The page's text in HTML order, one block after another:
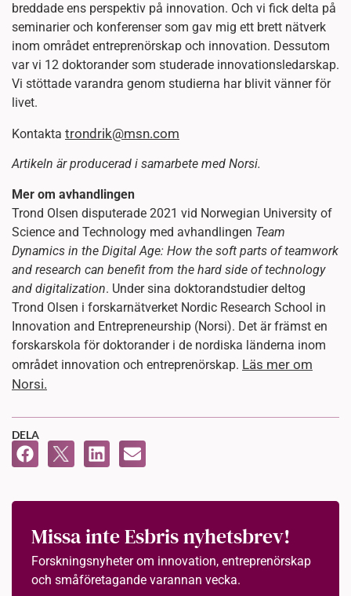
breddade ens perspektiv på innovation. Och vi fick delta på
seminarier och konferenser som gav mig ett brett nätverk
inom området entreprenörskap och innovation. Dessutom
var vi 12 doktorander som studerade innovationsledarskap.
Vi stöttade varandra genom studierna har blivit vänner för
livet.
Kontakta trondrik@msn.com
Artikeln är producerad i samarbete med Norsi.
Mer om avhandlingen
Trond Olsen disputerade 2021 vid Norwegian University of
Science and Technology med avhandlingen Team
Dynamics in the Digital Age: How the soft parts of teamwork
and research can benefit from the hard side of technology
and digitalization. Under sina doktorandstudier deltog
Trond Olsen i forskarnätverket Nordic Research School in
Innovation and Entrepreneurship (Norsi). Det är främst en
forskarskola för doktorander i de nordiska länderna inom
området innovation och entreprenörskap. Läs mer om
Norsi.
DELA
Missa inte Esbris nyhetsbrev!
Forskningsnyheter om innovation, entreprenörskap
och småföretagande varannan vecka.